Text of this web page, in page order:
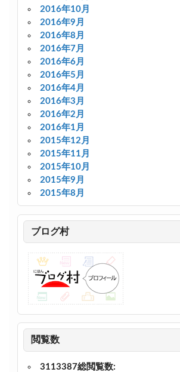
2016年10月
2016年9月
2016年8月
2016年7月
2016年6月
2016年5月
2016年4月
2016年3月
2016年2月
2016年1月
2015年12月
2015年11月
2015年10月
2015年9月
2015年8月
ブログ村
閲覧数
3113387総閲覧数: